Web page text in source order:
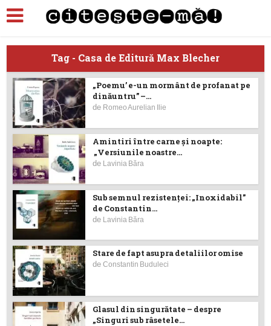
Tag - Casa de Editură Max Blecher
„Poemu’ e-un mormânt de profanat pe
dinăuntru” –...
de Romeo Aurelian Ilie
Amintiri între carne şi noapte:
„Versiunile noastre...
de Lavinia Băra
Sub semnul rezistenței: „Inoxidabil”
de Constantin...
de Lavinia Băra
Stare de fapt asupra detaliilor omise
deConstantin Buduleci
Glasul din singurătate – despre
„Singuri sub râsetele...